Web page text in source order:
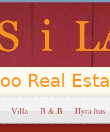
Villa B & B Hyra hus